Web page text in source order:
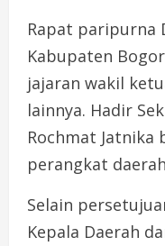
Rapat paripurna
Kabupaten
jajaran wakil
lainnya. Hadir
Rochmat Jatnika
perangkat
Selain
Kepala Daerah